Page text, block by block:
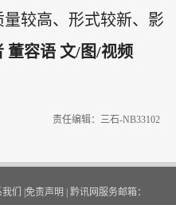
较高、形式较新、影
董容语 文/图/视频
责任编辑：三石-NB33102
们 免责声明 黔讯网服务邮箱：